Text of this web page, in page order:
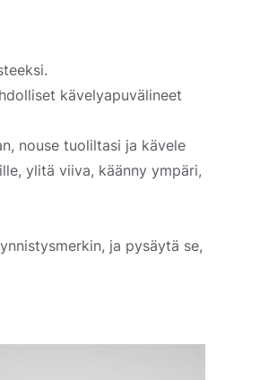
kävelyapuvälineet
nouse tuoliltasi ja kävele
ylitä viiva, käänny ympäri,
ja pysäytä se,